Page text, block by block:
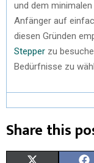
und dem
Anfänger auf
diesen Gründen
Stepper zu
Bedürfnisse zu
Share this